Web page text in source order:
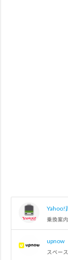
Yahoo!
乗換案
upnow
スペー